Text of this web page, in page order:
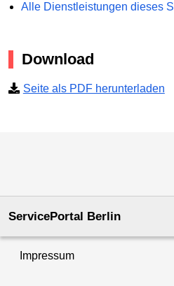
Alle Dienstleistungen dieses
Download
Seite als PDF herunterladen
ServicePortal Berlin
Impressum